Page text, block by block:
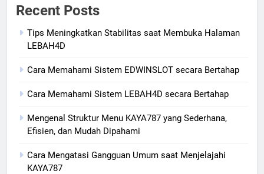
Recent Posts
Tips Meningkatkan Stabilitas saat Membuka Halaman
LEBAH4D
Cara Memahami Sistem EDWINSLOT secara Bertahap
Cara Memahami Sistem LEBAH4D secara Bertahap
Mengenal Struktur Menu KAYA787 yang Sederhana,
Efisien, dan Mudah Dipahami
Cara Mengatasi Gangguan Umum saat Menjelajahi
KAYA787